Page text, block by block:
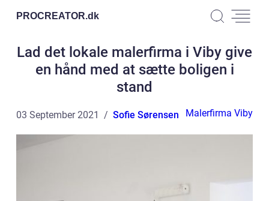
PROCREATOR.dk
Lad det lokale malerfirma i Viby give
en hånd med at sætte boligen i
stand
03 September 2021 Sofie Sørensen Malerfirma Viby